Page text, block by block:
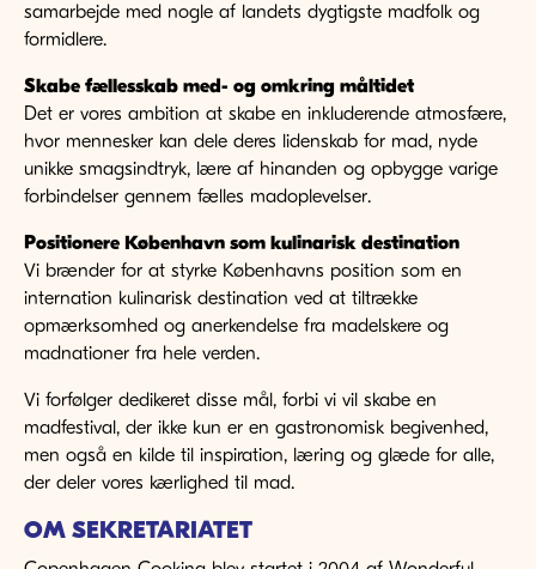
samarbejde med nogle af landets dygtigste madfolk og
formidlere.
Skabe fællesskab med- og omkring måltidet
Det er vores ambition at skabe en inkluderende atmosfære,
hvor mennesker kan dele deres lidenskab for mad, nyde
unikke smagsindtryk, lære af hinanden og opbygge varige
forbindelser gennem fælles madoplevelser.
Positionere København som kulinarisk destination
Vi brænder for at styrke Københavns position som en
internation kulinarisk destination ved at tiltrække
opmærksomhed og anerkendelse fra madelskere og
madnationer fra hele verden.
Vi forfølger dedikeret disse mål, forbi vi vil skabe en
madfestival, der ikke kun er en gastronomisk begivenhed,
men også en kilde til inspiration, læring og glæde for alle,
der deler vores kærlighed til mad.
OM SEKRETARIATET